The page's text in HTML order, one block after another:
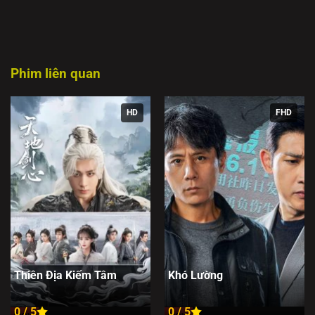
Phim liên quan
HD
Thiên Địa Kiếm Tâm
0 / 5
FHD
Khó Lường
0 / 5